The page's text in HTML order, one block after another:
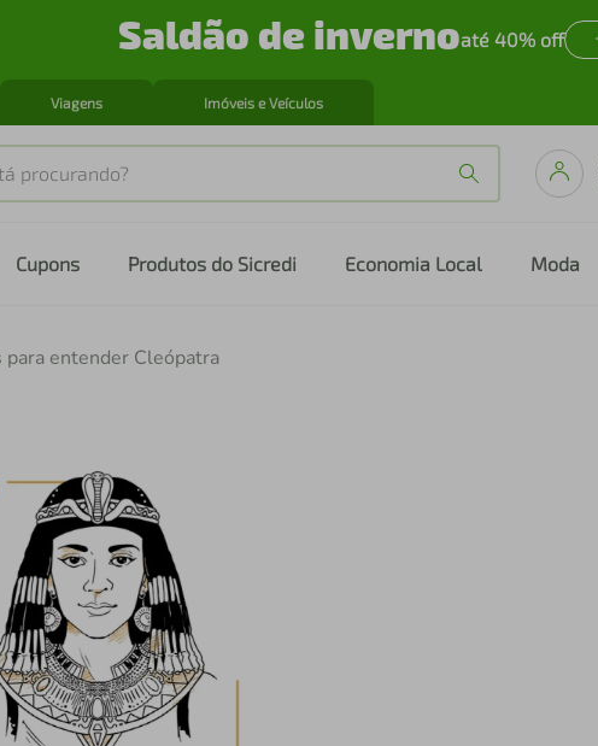
Saldão de invernoaté 40% off
Viagens Imóveis e Veículos
Cupons Produtos do Sicredi Economia Local Moda
entender Cleópatra